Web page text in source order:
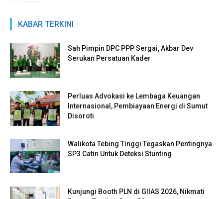
KABAR TERKINI
Sah Pimpin DPC PPP Sergai, Akbar Dev
Serukan Persatuan Kader
Perluas Advokasi ke Lembaga Keuangan
Internasional, Pembiayaan Energi di Sumut
Disoroti
Walikota Tebing Tinggi Tegaskan Pentingnya
SP3 Catin Untuk Deteksi Stunting
Kunjungi Booth PLN di GIIAS 2026, Nikmati